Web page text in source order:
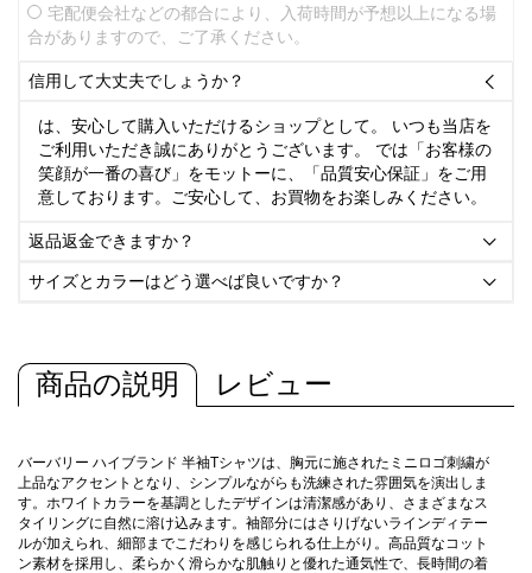
宅配便会社などの都合により、入荷時間が予想以上になる場
合がありますので、ご了承ください。
信用して大丈夫でしょうか？ 
は、安心して購入いただけるショップとして。 いつも当店を
ご利用いただき誠にありがとうございます。 では「お客様の
笑顔が一番の喜び」をモットーに、「品質安心保証」をご用
意しております。ご安心して、お買物をお楽しみください。
返品返金できますか？ 
サイズとカラーはどう選べば良いですか？ 
商品の説明 レビュー
バーバリー ハイブランド 半袖Tシャツは、胸元に施されたミニロゴ刺繍が
上品なアクセントとなり、シンプルながらも洗練された雰囲気を演出しま
す。ホワイトカラーを基調としたデザインは清潔感があり、さまざまなス
タイリングに自然に溶け込みます。袖部分にはさりげないラインディテー
ルが加えられ、細部までこだわりを感じられる仕上がり。高品質なコット
ン素材を採用し、柔らかく滑らかな肌触りと優れた通気性で、長時間の着